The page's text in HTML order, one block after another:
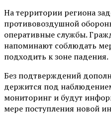
На территории региона
противовоздушной
оперативные службы.
напоминают соблюдать
подходить к зоне падения.
Без подтверждений
держится под
мониторинг и будут
мере поступления новой